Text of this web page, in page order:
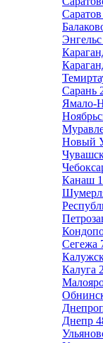
Саратов
Энгельс
Сарань
Ямало-
Новый
Канаш
Сегежа
Калуга
Днепр